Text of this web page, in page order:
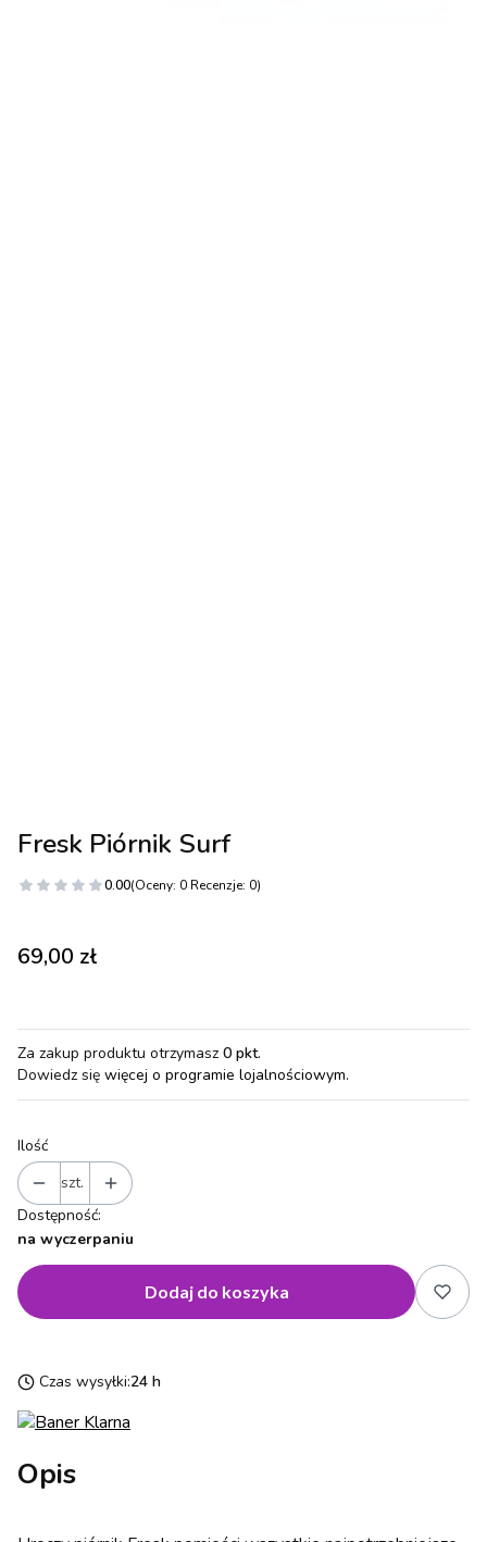
Fresk Piórnik Surf
0.00(Oceny: 0 Recenzje: 0)
Cena
69,00 zł
Za zakup produktu otrzymasz 0 pkt.
Dowiedz się więcej o programie lojalnościowym.
Ilość
szt.
Dostępność:
na wyczerpaniu
Dodaj do koszyka
Czas wysyłki:24 h
Opis